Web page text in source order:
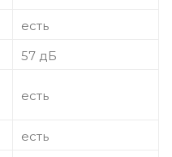
есть
57 дБ
есть
есть